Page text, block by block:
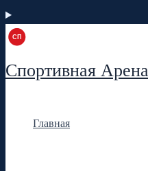
Спортивная Арена
Главная